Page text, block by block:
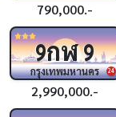
790,000.-
24
9กฬ9
กรุงเทพมหานคร
2,990,000.-